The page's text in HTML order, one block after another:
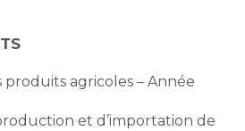
produits agricoles – Année
et d’importation de